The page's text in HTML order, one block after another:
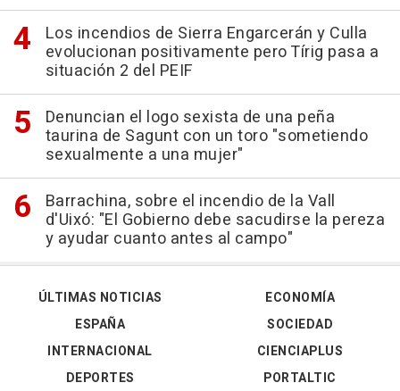
Los incendios de Sierra Engarcerán y Culla
evolucionan positivamente pero Tírig pasa a
situación 2 del PEIF
Denuncian el logo sexista de una peña
taurina de Sagunt con un toro "sometiendo
sexualmente a una mujer"
Barrachina, sobre el incendio de la Vall
d'Uixó: "El Gobierno debe sacudirse la pereza
y ayudar cuanto antes al campo"
ÚLTIMAS NOTICIAS
ESPAÑA
INTERNACIONAL
DEPORTES
ECONOMÍA
SOCIEDAD
CIENCIAPLUS
PORTALTIC